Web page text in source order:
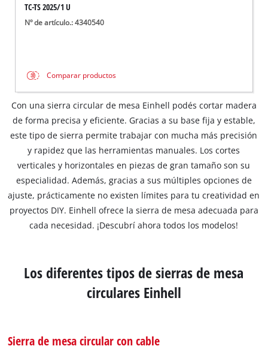
TC-TS 2025/1 U
Nº de artículo.: 4340540
Comparar productos
Con una sierra circular de mesa Einhell podés cortar madera
de forma precisa y eficiente. Gracias a su base fija y estable,
este tipo de sierra permite trabajar con mucha más precisión
y rapidez que las herramientas manuales. Los cortes
verticales y horizontales en piezas de gran tamaño son su
especialidad. Además, gracias a sus múltiples opciones de
ajuste, prácticamente no existen límites para tu creatividad en
proyectos DIY. Einhell ofrece la sierra de mesa adecuada para
cada necesidad. ¡Descubrí ahora todos los modelos!
Los diferentes tipos de sierras de mesa
circulares Einhell
Sierra de mesa circular con cable